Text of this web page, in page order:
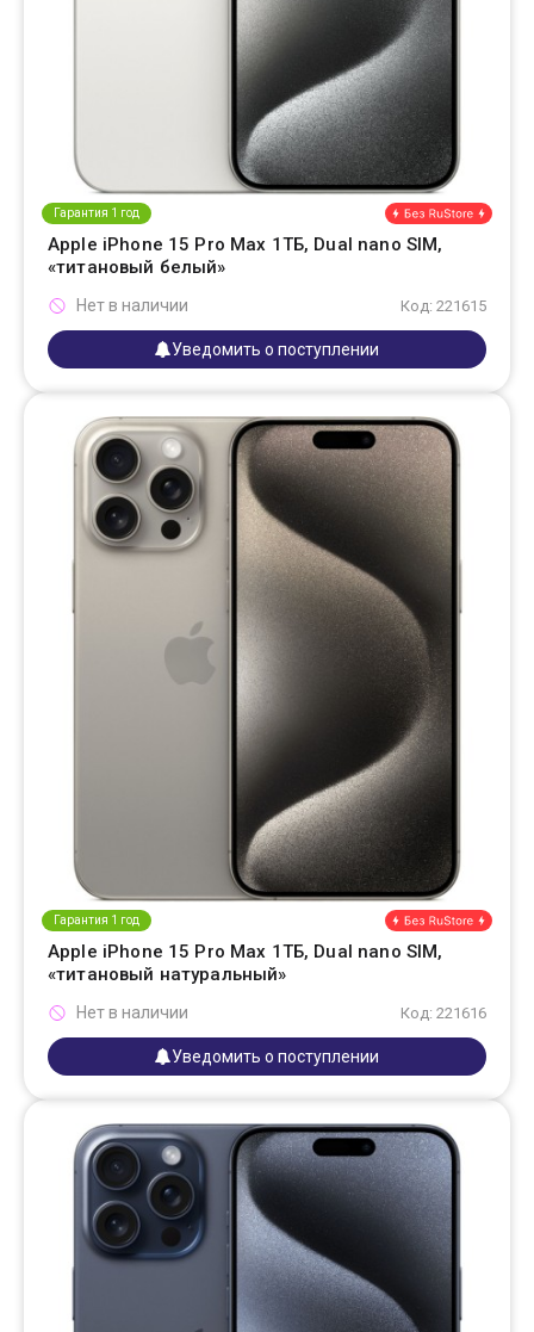
Гарантия 1 год
Apple iPhone 15 Pro Max 1ТБ, Dual nano SIM,
«титановый белый»
Код: 221615
Нет в наличии
Уведомить о поступлении
Гарантия 1 год
Apple iPhone 15 Pro Max 1ТБ, Dual nano SIM,
«титановый натуральный»
Код: 221616
Нет в наличии
Уведомить о поступлении